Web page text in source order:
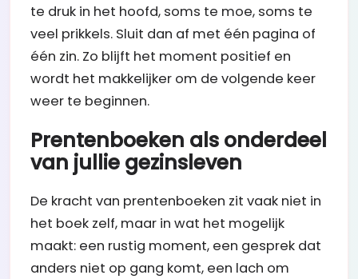
te druk in het hoofd, soms te moe, soms te
veel prikkels. Sluit dan af met één pagina of
één zin. Zo blijft het moment positief en
wordt het makkelijker om de volgende keer
weer te beginnen.
Prentenboeken als onderdeel
van jullie gezinsleven
De kracht van prentenboeken zit vaak niet in
het boek zelf, maar in wat het mogelijk
maakt: een rustig moment, een gesprek dat
anders niet op gang komt, een lach om